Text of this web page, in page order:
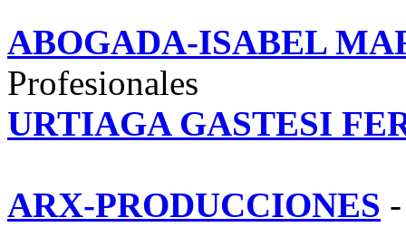
ABOGADA-ISABEL
Profesionales
URTIAGA GASTESI
ARX-PRODUCCIONES